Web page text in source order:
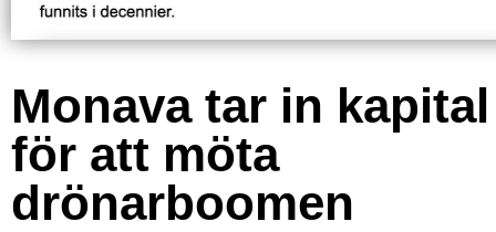
Monava tar in kapital
för att möta
drönarboomen